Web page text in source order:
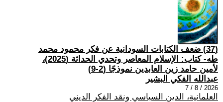
(37) ضعف الكتابات السودانية عن فكر محمود محمد
طه- كتاب: الإسلام المعاصر وتحدي الحداثة (2025)،
لأمين حامد زين العابدين نموذجًا (2-9)
عبدالله الفكي البشير
2026 / 8 / 7
العلمانية، الدين السياسي ونقد الفكر الديني